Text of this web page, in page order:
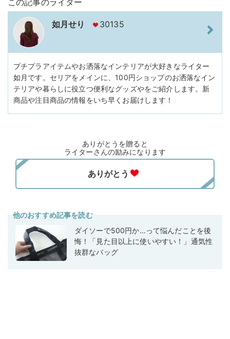
この記事のライター
如月せり 30135
プチプラアイテムやお洒落なインテリアが大好きなライター
如月です。セリアをメインに、100円ショップのお洒落なイン
テリアや暮らしに役立つ便利なグッズやをご紹介します。新
商品や注目商品の情報をいち早くお届けします！
ありがとうを贈ると
ライターさんの励みになります
他のおすすめ記事を読む
ダイソーで500円か…って悩んだことを後
悔！「見た目以上に使いやすい！」通気性
抜群なバッグ